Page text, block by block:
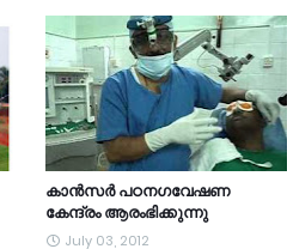
കാന്‍സര്‍ പഠനഗവേഷണ
കേന്ദ്രം ആരംഭിക്കുന്നു
July 03, 2012